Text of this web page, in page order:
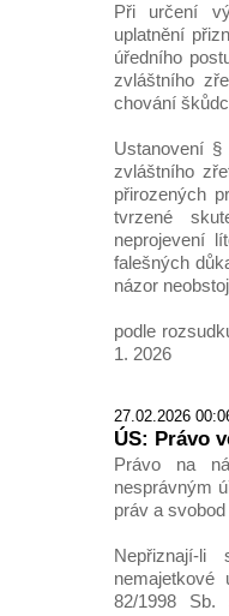
Při určení
uplatnění
úředního
zvláštního
chování
Ustanovení
zvláštního
přirozených
tvrzené
neprojevení
falešných
názor
podle
1. 2026
27.02.2026
ÚS: Právo
Právo na
nesprávným
práv a
Nepřiznají-
82/1998 Sb.